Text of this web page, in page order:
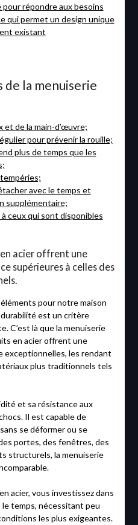
répondre aux besoins
qui permet un design unique
existant
de la menuiserie
et de la main-d’œuvre;
pour prévenir la rouille;
plus de temps que les
avec le temps et
supplémentaire;
ceux qui sont disponibles
acier offrent une
supérieures à celles des
éléments pour notre maison
est un critère
C’est là que la menuiserie
en acier offrent une
les rendant
plus traditionnels tels
et sa résistance aux
Il est capable de
se déformer ou se
portes, des fenêtres, des
structurels, la menuiserie
acier, vous investissez dans
temps, nécessitant peu
les plus exigeantes.